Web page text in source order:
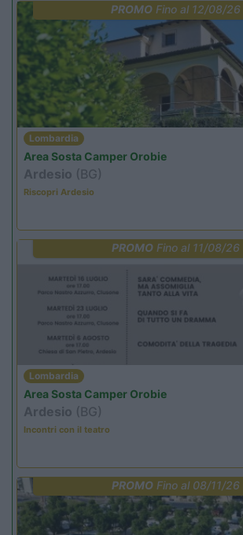
PROMO Fino al 12/08/26
Lombardia
Area Sosta Camper Orobie
Ardesio (BG)
Riscopri Ardesio
PROMO Fino al 11/08/26
Lombardia
Area Sosta Camper Orobie
Ardesio (BG)
Incontri con il teatro
PROMO Fino al 08/11/26